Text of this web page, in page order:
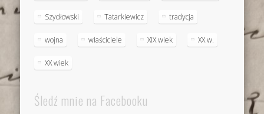
Szydłowski Tatarkiewicz tradycja
wojna właściciele XIX wiek XX w.
XX wiek
Śledź mnie na Facebooku